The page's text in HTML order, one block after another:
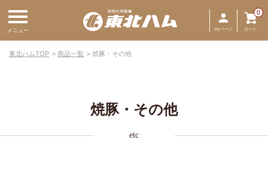
メニュー Myページ カート
0
東北ハムTOP 商品一覧 焼豚・その他
焼豚・その他
etc